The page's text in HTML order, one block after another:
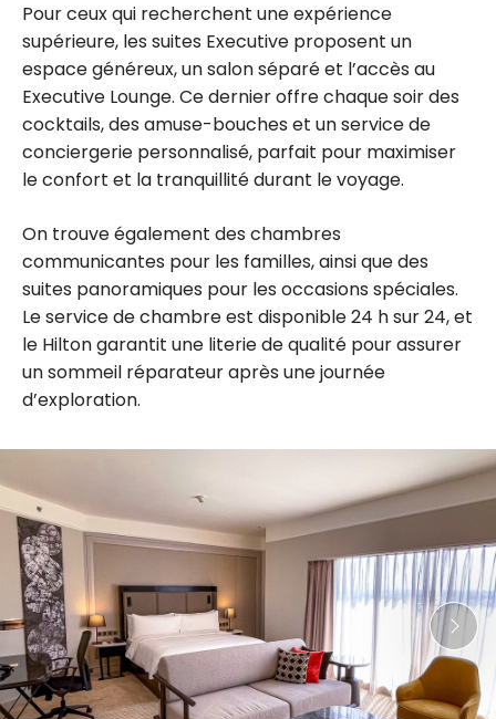
Pour ceux qui recherchent une expérience
supérieure, les suites Executive proposent un
espace généreux, un salon séparé et l’accès au
Executive Lounge. Ce dernier offre chaque soir des
cocktails, des amuse-bouches et un service de
conciergerie personnalisé, parfait pour maximiser
le confort et la tranquillité durant le voyage.
On trouve également des chambres
communicantes pour les familles, ainsi que des
suites panoramiques pour les occasions spéciales.
Le service de chambre est disponible 24 h sur 24, et
le Hilton garantit une literie de qualité pour assurer
un sommeil réparateur après une journée
d’exploration.